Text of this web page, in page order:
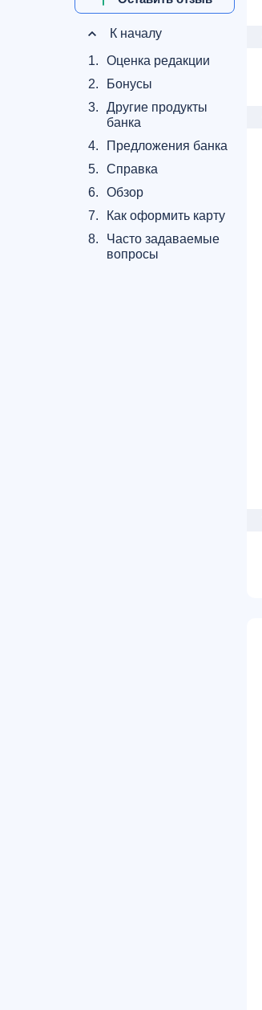
К началу
1.
Оценка редакции
2.
Бонусы
3.
Другие продукты
банка
4.
Предложения банка
5.
Справка
6.
Обзор
7.
Как оформить карту
8.
Часто задаваемые
вопросы